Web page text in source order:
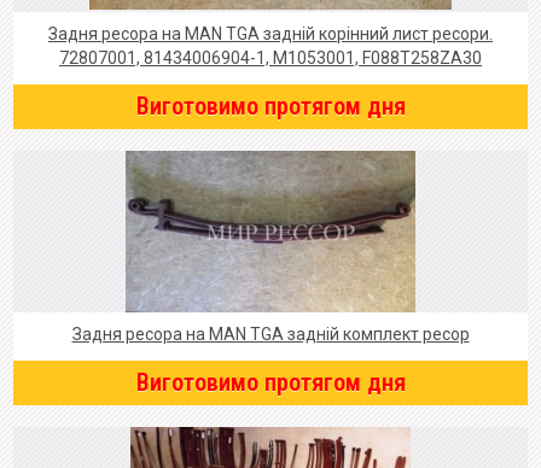
Задня ресора на MAN TGA задній корінний лист ресори.
72807001, 81434006904-1, M1053001, F088T258ZA30
Виготовимо протягом дня
Задня ресора на MAN TGA задній комплект ресор
Виготовимо протягом дня